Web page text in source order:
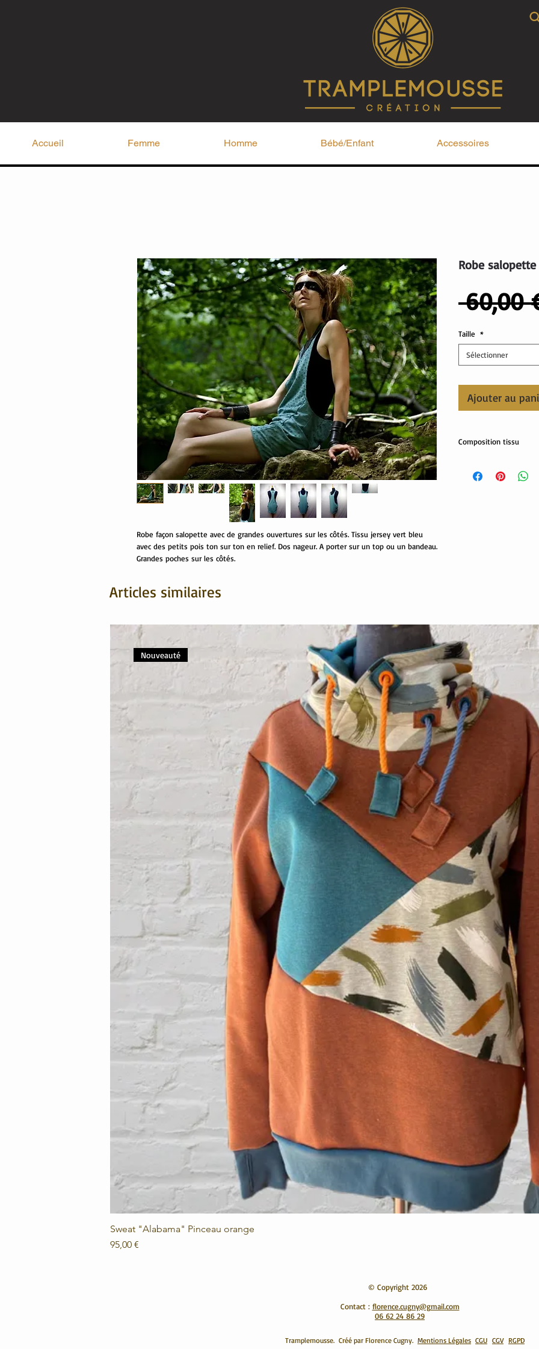
Robe façon salopette avec de grandes ouvertures sur les côtés. Tissu jersey vert bleu
avec des petits pois ton sur ton en relief. Dos nageur. A porter sur un top ou un bandeau.
Grandes poches sur les côtés.
Robe
60,00
Taille *
Sélectionner
Ajouter au
Composition tissu
Articles similaires
Nouveauté
Sweat "Alabama" Pinceau orange
Prix
95,00 €
Accueil Femme Homme Bébé/Enfant Accessoires
© Copyright 2026
Contact : florence.cugny@gmail.com
06 62 24 86 29
Tramplemousse. Créé par Florence Cugny. Mentions Légales CGU CGV RGPD